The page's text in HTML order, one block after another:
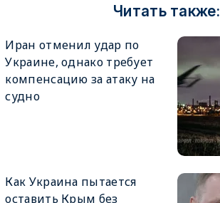
Читать также:
Иран отменил удар по
Украине, однако требует
компенсацию за атаку на
судно
Как Украина пытается
оставить Крым без